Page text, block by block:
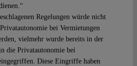
Regelungen würde nicht
bei Vermietungen
vielmehr wurde bereits in der
die Privatautonomie bei
Diese Eingriffe haben